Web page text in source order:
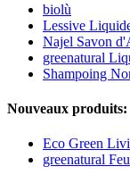
biolù
Lessive
Najel Savon
greenatural
Shampoing
Nouveaux produits:
Eco Green
greenatural